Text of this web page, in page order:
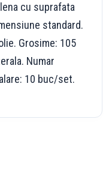
cu suprafata
standard.
Grosime: 105
Numar
10 buc/set.